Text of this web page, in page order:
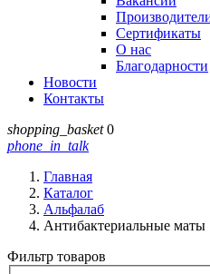
Сертификаты
О нас
Благодарности
Новости
Контакты
shopping_basket 0
phone_in_talk
Главная
Каталог
Альфалаб
Антибактериальные маты
Фильтр товаров